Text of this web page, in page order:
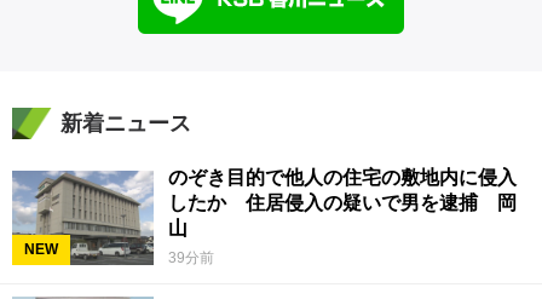
新着ニュース
NEW
のぞき目的で他人の住宅の敷地内に侵入
したか 住居侵入の疑いで男を逮捕 岡
山
39分前